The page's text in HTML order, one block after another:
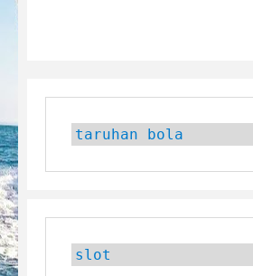
taruhan bola
slot